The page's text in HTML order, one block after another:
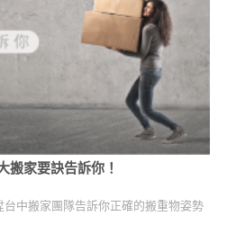
搬家要訣告訴你！
中搬家團隊告訴你正確的搬重物姿勢